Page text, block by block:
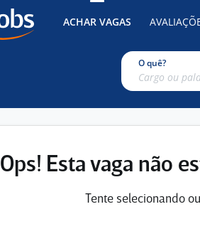
ACHAR VAGAS
O quê?
Ops! Esta vaga não
Tente selecionando